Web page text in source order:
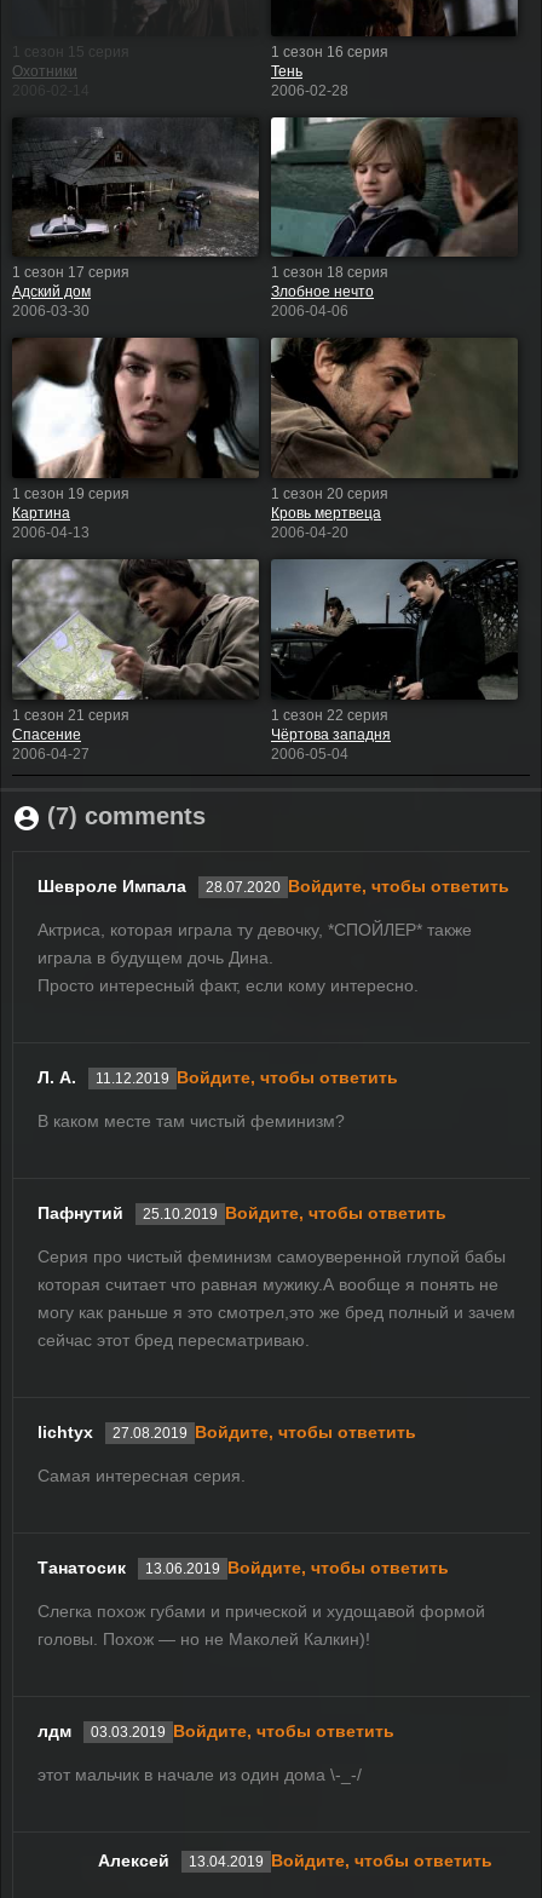
1 сезон 15 серия
Охотники
1 сезон 16 серия
Тень
2006-02-28
1 сезон 17 серия
Адский дом
2006-03-30
1 сезон 18 серия
Злобное нечто
2006-04-06
1 сезон 19 серия
Картина
2006-04-13
1 сезон 20 серия
Кровь мертвеца
2006-04-20
1 сезон 21 серия
Спасение
2006-04-27
1 сезон 22 серия
Чёртова западня
2006-05-04
(7) comments
Шевроле Импала 28.07.2020 Войдите, чтобы ответить
Актриса, которая играла ту девочку, *СПОЙЛЕР* также
играла в будущем дочь Дина.
Просто интересный факт, если кому интересно.
Л. А. 11.12.2019 Войдите, чтобы ответить
В каком месте там чистый феминизм?
Пафнутий 25.10.2019 Войдите, чтобы ответить
Серия про чистый феминизм самоуверенной глупой бабы
которая считает что равная мужику.А вообще я понять не
могу как раньше я это смотрел,это же бред полный и зачем
сейчас этот бред пересматриваю.
lichtyx 27.08.2019 Войдите, чтобы ответить
Самая интересная серия.
Танатосик 13.06.2019 Войдите, чтобы ответить
Слегка похож губами и прической и худощавой формой
головы. Похож — но не Маколей Калкин)!
лдм 03.03.2019 Войдите, чтобы ответить
этот мальчик в начале из один дома \-_-/
Алексей 13.04.2019 Войдите, чтобы ответить